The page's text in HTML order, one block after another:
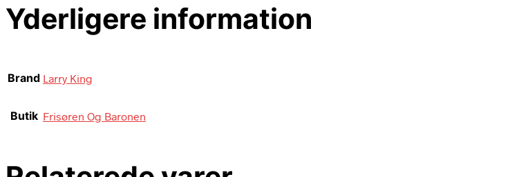
Yderligere information
Brand Larry King
Butik Frisøren Og Baronen